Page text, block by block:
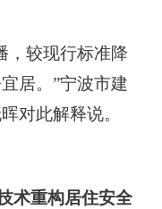
较现行标准降
居。”宁波市建
对此解释说。
重构居住安全